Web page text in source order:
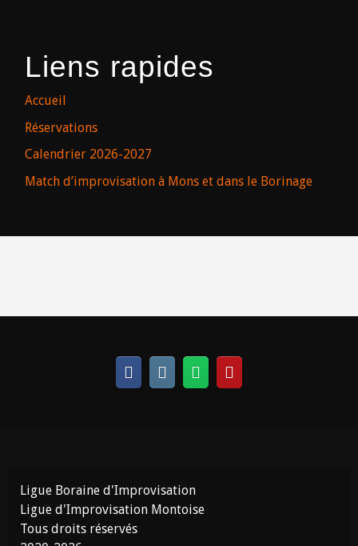
Liens rapides
Accueil
Réservations
Calendrier 2026-2027
Match d’improvisation à Mons et dans le Borinage
Ligue Boraine d'Improvisation
Ligue d'Improvisation Montoise
Tous droits réservés